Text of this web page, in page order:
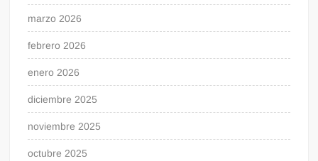
marzo 2026
febrero 2026
enero 2026
diciembre 2025
noviembre 2025
octubre 2025